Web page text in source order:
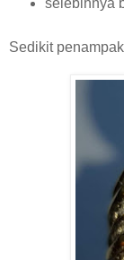
selebihnya
Sedikit